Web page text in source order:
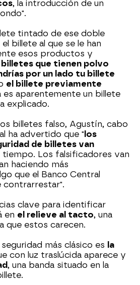
, la introducción de un
tintado de ese doble
billete al que se le han
esos productos y
billetes que tienen polvo
por un lado tu billete
el billete previamente
es aparentemente un billete
explicado.
billetes falso, Agustín, cabo
ha advertido que " los
de billetes van
tiempo. Los falsificadores van
haciendo más
que el Banco Central
contrarrestar".
clave para identificar
en el relieve al tacto, una
que estos carecen.
más clásico es la
con luz traslúcida aparece y
, una banda situado en la